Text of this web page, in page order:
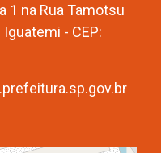
1 na Rua Tamotsu
- CEP: